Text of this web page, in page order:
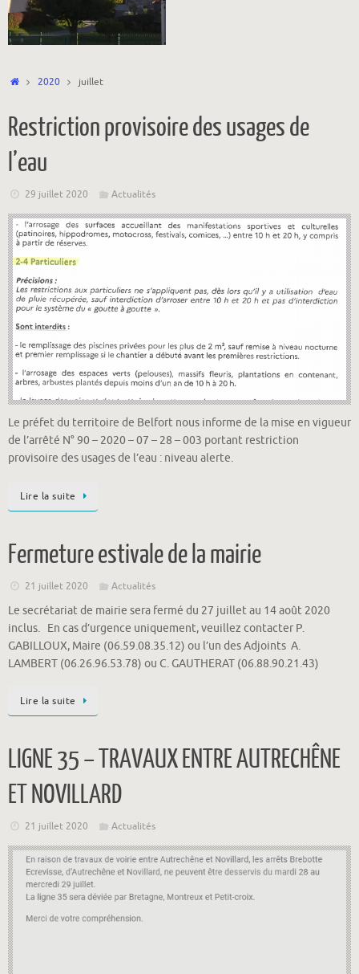
Accueil
2020 juillet
Restriction provisoire des usages de
l’eau
29 juillet 2020 Actualités
Le préfet du territoire de Belfort nous informe de la mise en vigueur
de l’arrêté N° 90 – 2020 – 07 – 28 – 003 portant restriction
provisoire des usages de l’eau : niveau alerte.
Lire la suite
Fermeture estivale de la mairie
21 juillet 2020 Actualités
Le secrétariat de mairie sera fermé du 27 juillet au 14 août 2020
inclus. En cas d’urgence uniquement, veuillez contacter P.
GABILLOUX, Maire (06.59.08.35.12) ou l’un des Adjoints A.
LAMBERT (06.26.96.53.78) ou C. GAUTHERAT (06.88.90.21.43)
Lire la suite
LIGNE 35 – TRAVAUX ENTRE AUTRECHÊNE
ET NOVILLARD
21 juillet 2020 Actualités